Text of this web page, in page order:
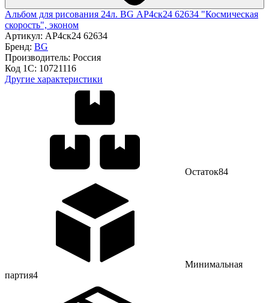
Альбом для рисования 24л. BG АР4ск24 62634 "Космическая
скорость", эконом
Артикул: АР4ск24 62634
Бренд: BG
Производитель: Россия
Код 1С: 10721116
Другие характеристики
Остаток84
Минимальная
партия4